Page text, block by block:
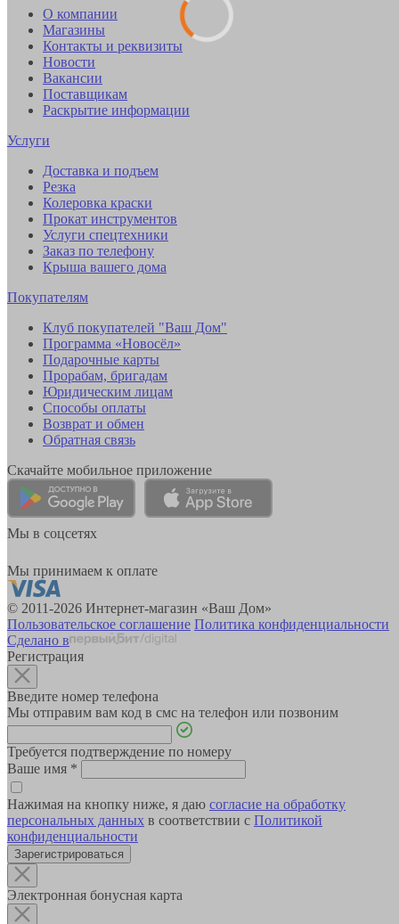
О компании
Магазины
Контакты и реквизиты
Новости
Вакансии
Поставщикам
Раскрытие информации
Услуги
Доставка и подъем
Резка
Колеровка краски
Прокат инструментов
Услуги спецтехники
Заказ по телефону
Крыша вашего дома
Покупателям
Клуб покупателей "Ваш Дом"
Программа «Новосёл»
Подарочные карты
Прорабам, бригадам
Юридическим лицам
Способы оплаты
Возврат и обмен
Обратная связь
Скачайте мобильное приложение
Мы в соцсетях
Мы принимаем к оплате
© 2011-2026 Интернет-магазин «Ваш Дом»
Пользовательское соглашение Политика конфиденциальности
Сделано в
Регистрация
Введите номер телефона
Мы отправим вам код в смс на телефон или позвоним
Требуется подтверждение по номеру
Ваше имя *
Нажимая на кнопку ниже, я даю согласие на обработку
персональных данных в соответствии с Политикой
конфиденциальности
Зарегистрироваться
Электронная бонусная карта